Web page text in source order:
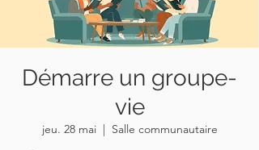
Démarre un groupe-
vie
jeu. 28 mai
  |
Salle communautaire